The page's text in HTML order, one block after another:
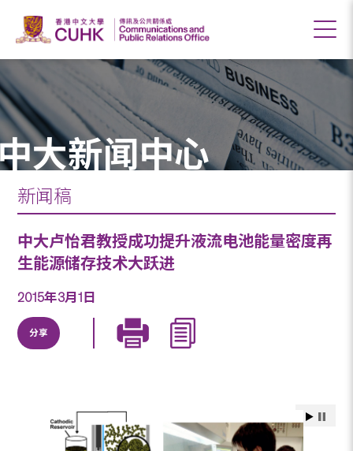
大新闻中心
新闻稿
中大卢怡君教授成功提升液流电池能量密度再
生能源储存技术大跃进
2015年3月1日
分享